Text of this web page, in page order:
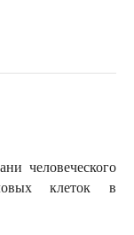
человеческого
клеток в